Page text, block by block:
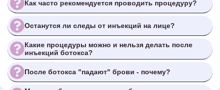
Как часто рекомендуется проводить процедуру?
Останутся ли следы от инъекций на лице?
Какие процедуры можно и нельзя делать после
инъекций ботокса?
После ботокса "падают" брови - почему?